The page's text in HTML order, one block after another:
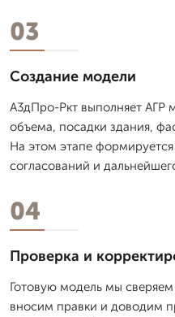
03
Создание модели
А3дПро-Ркт выполняет АГР
объема, посадки здания,
На этом этапе
согласований и
04
Проверка и
Готовую модель мы
вносим правки и доводим